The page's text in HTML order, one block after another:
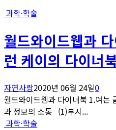
과학·학술
월드와이드웹과
런 케이의 다이너
자연사랑2020년 06월 24일0
월드와이드웹과 다이너북 1.여는
과 정보의 소통 (1)부시...
과학·학술